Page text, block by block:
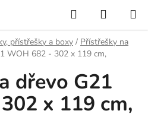
Hledat
KOŠÍK
přístřešky a boxy / Přístřešky na
WOH 682 - 302 x 119 cm,
dřevo G21
x 119 cm,